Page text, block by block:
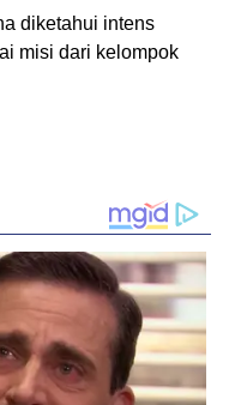
diketahui intens
misi dari kelompok